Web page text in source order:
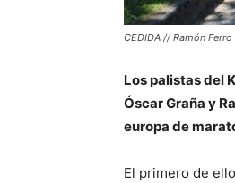
CEDIDA // Ramón
Los palistas del
Óscar Graña y
europa de
El primero de